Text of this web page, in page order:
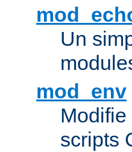
Un
mod_env
scripts